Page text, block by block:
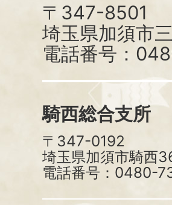
〒347-8501
埼玉県加須市
電話番号：
騎西総合支所
〒347-0192
埼玉県加須市騎西
電話番号：0480-